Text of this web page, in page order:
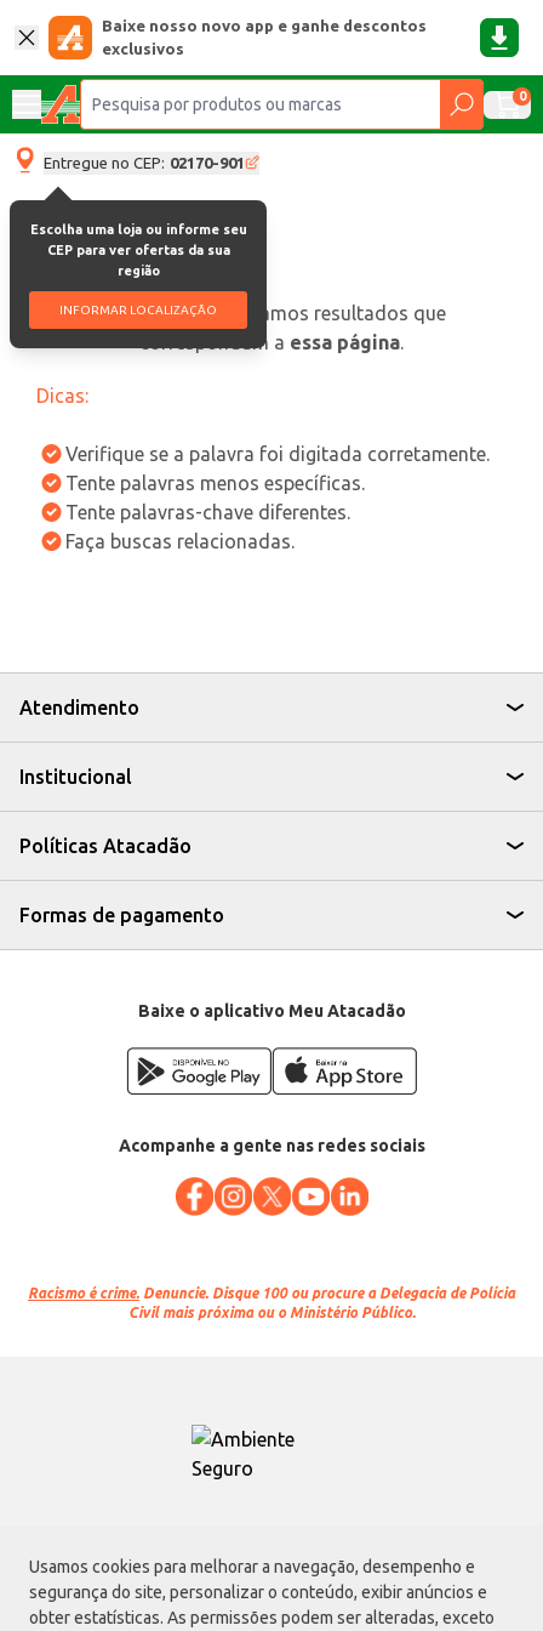
Usamos cookies para melhorar a navegação, desempenho e
segurança do site, personalizar o conteúdo, exibir anúncios e
obter estatísticas. As permissões podem ser alteradas, exceto
Baixe nosso novo app e ganhe descontos
exclusivos
0
Entregue no CEP: 02170-901
Escolha uma loja ou informe seu
CEP para ver ofertas da sua
região
INFORMAR LOCALIZAÇÃO
oops, não encontramos resultados que
correspondam a essa página.
Dicas:
Verifique se a palavra foi digitada corretamente.
Tente palavras menos específicas.
Tente palavras-chave diferentes.
Faça buscas relacionadas.
Atendimento
Institucional
Políticas Atacadão
Formas de pagamento
Baixe o aplicativo Meu Atacadão
Acompanhe a gente nas redes sociais
Racismo é crime. Denuncie. Disque 100 ou procure a Delegacia de Polícia
Civil mais próxima ou o Ministério Público.
Atacadão S.A.
Avenida Morvan Dias de Figueiredo, 6169, Vila Maria, São Paulo - SP | CEP
02170-901 | CNPJ: 75.315.333/0001-09